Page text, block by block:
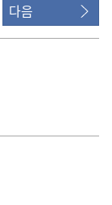
다음